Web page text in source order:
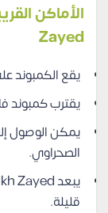
Zayed
يقع الكمبوند
يقترب كمبوند
يمكن الوصول
الصحراوي.
قليلة.